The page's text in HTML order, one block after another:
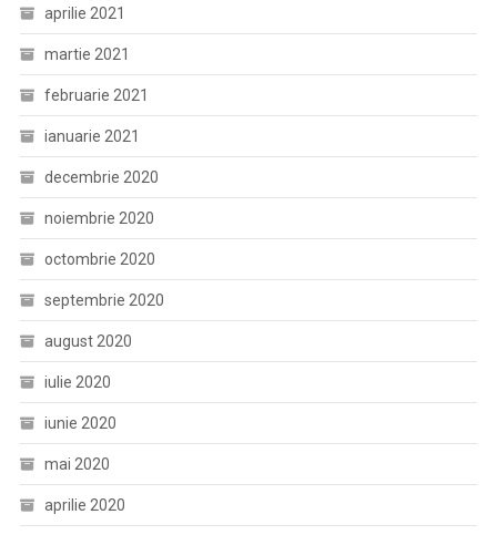
aprilie 2021
martie 2021
februarie 2021
ianuarie 2021
decembrie 2020
noiembrie 2020
octombrie 2020
septembrie 2020
august 2020
iulie 2020
iunie 2020
mai 2020
aprilie 2020